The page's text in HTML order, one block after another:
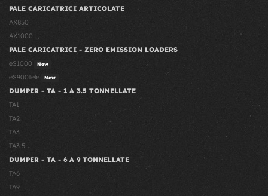
PALE CARICATRICI ARTICOLATE
AX850
AX1000
PALE CARICATRICI - ZERO EMISSION LOADERS
eS1000
New
eS900tele New
DUMPER - TA - 1 A 3.5 TONNELLATE
TA1
TA2
TA3
TA3.5
DUMPER - TA - 6 A 9 TONNELLATE
TA6
TA9